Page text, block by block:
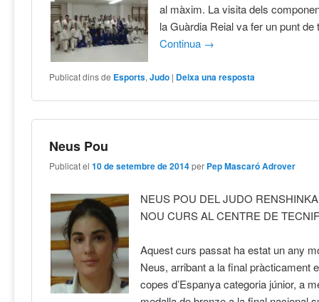
al màxim. La visita dels
la Guàrdia Reial va fer un punt de
Continua →
Publicat dins de Esports,Judo | Deixa una resposta
Neus Pou
Publicat el10 de setembre de 2014 per Pep Mascaró Adrover
NEUS POU DEL JUDO
NOU CURS AL CENTRE DE
Aquest curs passat ha estat un any
Neus, arribant a la final pràcticament
copes d’Espanya categoria júnior, a